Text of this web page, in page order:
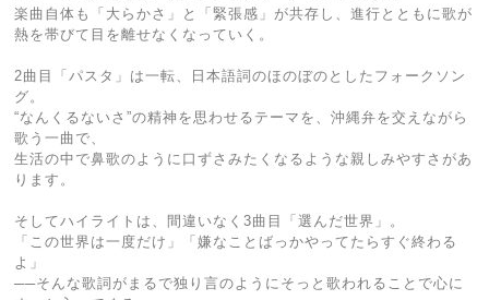
楽曲自体も「大らかさ」と「緊張感」が共存し、進行とともに歌が
熱を帯びて目を離せなくなっていく。
2曲目「パスタ」は一転、日本語詞のほのぼのとしたフォークソン
グ。
“なんくるないさ”の精神を思わせるテーマを、沖縄弁を交えながら
歌う一曲で、
生活の中で鼻歌のように口ずさみたくなるような親しみやすさがあ
ります。
そしてハイライトは、間違いなく3曲目「選んだ世界」。
「この世界は一度だけ」「嫌なことばっかやってたらすぐ終わる
よ」
──そんな歌詞がまるで独り言のようにそっと歌われることで心に